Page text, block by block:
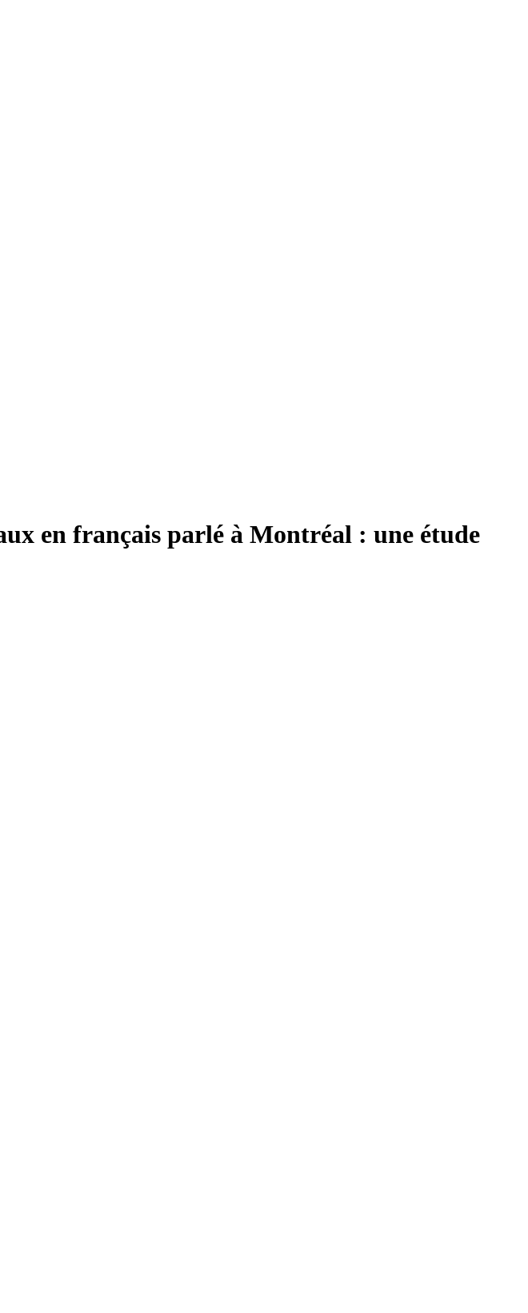
en français parlé à Montréal : une étude